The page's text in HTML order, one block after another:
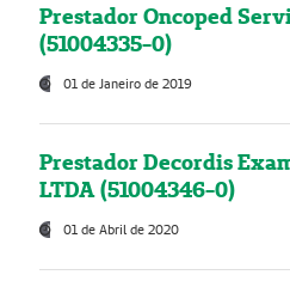
Prestador Oncoped
(51004335-0)
01 de Janeiro de 2019
Prestador Decordis
LTDA (51004346-0)
01 de Abril de 2020